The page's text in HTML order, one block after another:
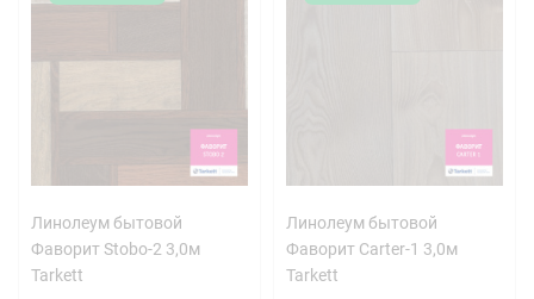
Линолеум бытовой
Фаворит Stobo-2 3,0м
Tarkett
Линолеум бытовой
Фаворит Carter-1 3,0м
Tarkett